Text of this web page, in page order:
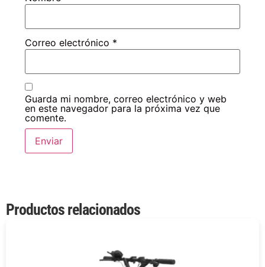
Correo electrónico *
Guarda mi nombre, correo electrónico y web
en este navegador para la próxima vez que
comente.
Productos relacionados